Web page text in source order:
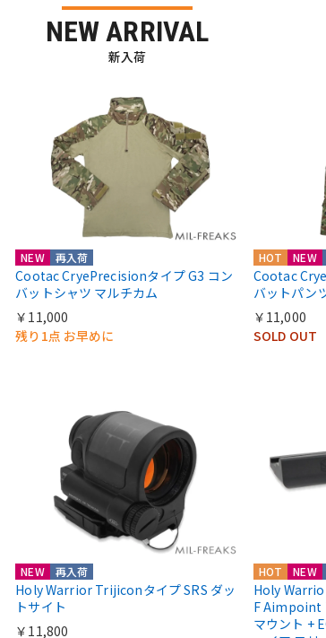
NEW ARRIVAL
新入荷
NEW 再入荷
Cootac CryePrecisionタイプ G3 コン
バットシャツ マルチカム
￥11,000
残り1点 お早めに
HOT NEW
Cootac
バットパン
￥11,000
SOLD OUT
NEW 再入荷
Holy Warrior Trijiconタイプ SRS ダッ
トサイト
￥11,800
HOT NEW
Holy
F Aimpoint
マウント +